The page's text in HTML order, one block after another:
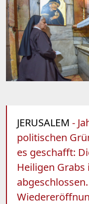
JERUSALEM -
politischen
es geschafft:
Heiligen Grabs